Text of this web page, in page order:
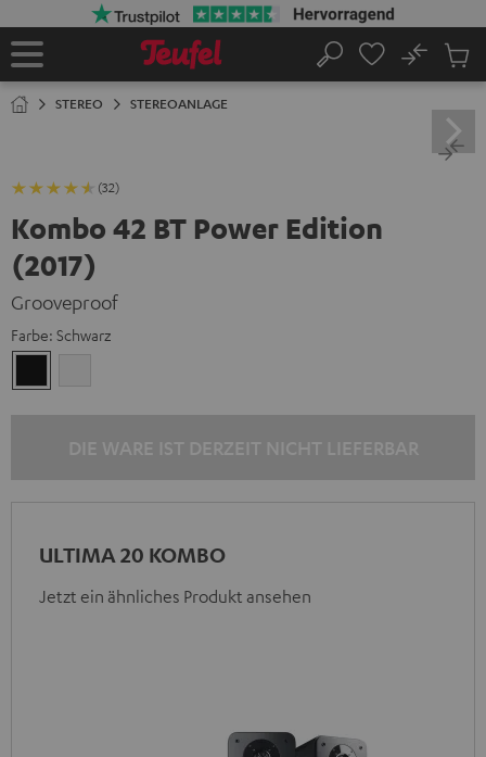
Startseite
Suche
No
STEREO STEREOANLAGE
(32)
Kombo 42 BT Power Edition
(2017)
Grooveproof
Farbe: Schwarz
ULTIMA 20 KOMBO
Jetzt ein ähnliches Produkt ansehen